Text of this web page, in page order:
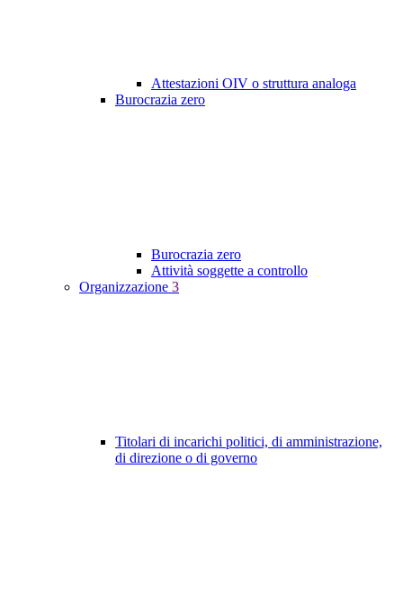
Attestazioni OIV o struttura analoga
Burocrazia zero
Burocrazia zero
Attività soggette a controllo
Organizzazione 3
Titolari di incarichi politici, di amministrazione,
di direzione o di governo